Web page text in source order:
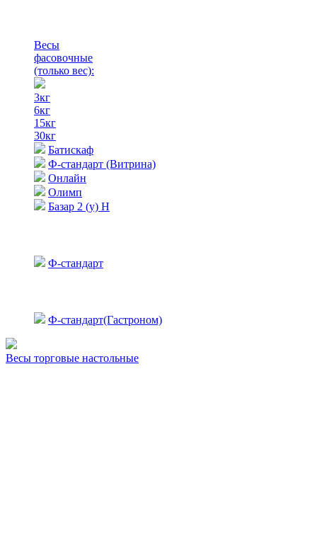
Весы
фасовочные
(только вес):
3кг
6кг
15кг
30кг
Батискаф
Ф-стандарт (Витрина)
Онлайн
Олимп
Базар 2 (у) Н
Ф-стандарт
Ф-стандарт(Гастроном)
Весы торговые настольные